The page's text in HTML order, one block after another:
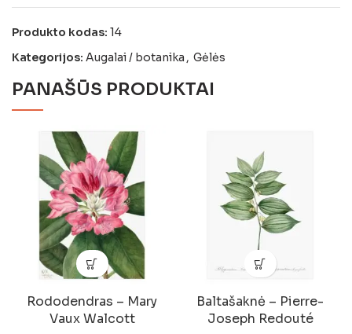
Produkto kodas: 14
Kategorijos: Augalai / botanika , Gėlės
PANAŠŪS PRODUKTAI
Rododendras – Mary
Vaux Walcott
Baltašaknė – Pierre-
Joseph Redouté